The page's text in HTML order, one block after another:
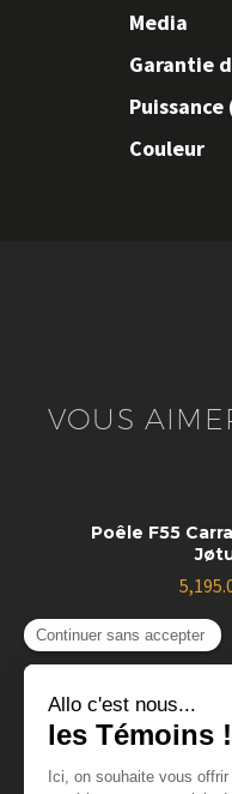
Media
Garantie
Puissance
Couleur
VOUS
Poêle F55